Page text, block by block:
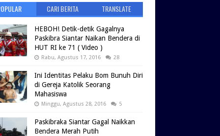
CARI BERITA TRANSLATE
HEBOH! Detik-detik Gagalnya
Paskibra Siantar Naikan Bendera di
HUT RI ke 71 ( Video )
Rabu, Agustus 17, 2016 28
Ini Identitas Pelaku Bom Bunuh Diri
di Gereja Katolik Seorang
Mahasiswa
Minggu, Agustus 28, 2016 5
Paskibraka Siantar Gagal Naikkan
Bendera Merah Putih